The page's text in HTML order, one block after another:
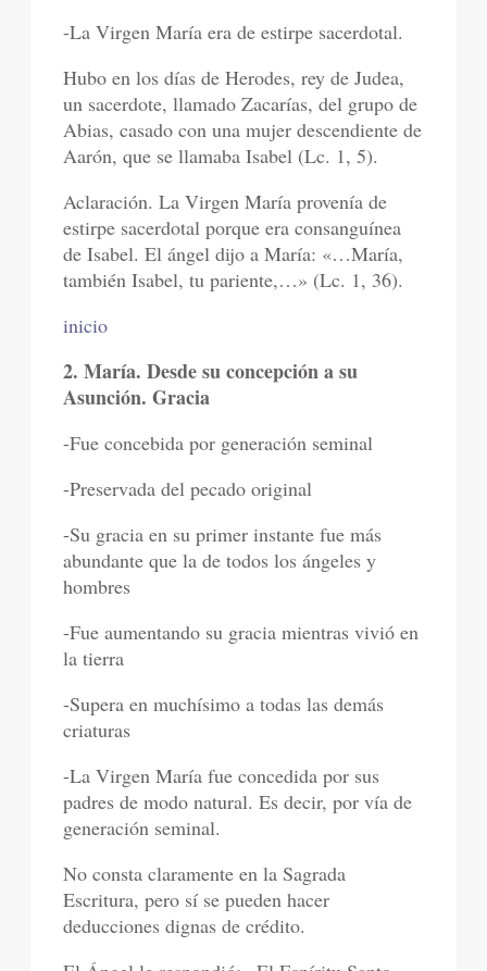
-La Virgen María era de estirpe sacerdotal.
Hubo en los días de Herodes, rey de Judea,
un sacerdote, llamado Zacarías, del grupo de
Abias, casado con una mujer descendiente de
Aarón, que se llamaba Isabel (Lc. 1, 5).
Aclaración. La Virgen María provenía de
estirpe sacerdotal porque era consanguínea
de Isabel. El ángel dijo a María: «…María,
también Isabel, tu pariente,…» (Lc. 1, 36).
inicio
2. María. Desde su concepción a su
Asunción. Gracia
-Fue concebida por generación seminal
-Preservada del pecado original
-Su gracia en su primer instante fue más
abundante que la de todos los ángeles y
hombres
-Fue aumentando su gracia mientras vivió en
la tierra
-Supera en muchísimo a todas las demás
criaturas
-La Virgen María fue concedida por sus
padres de modo natural. Es decir, por vía de
generación seminal.
No consta claramente en la Sagrada
Escritura, pero sí se pueden hacer
deducciones dignas de crédito.